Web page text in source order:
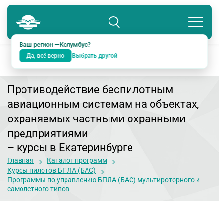
Колумбус
Подразделение: Екатеринбург
Ваш регион —Колумбус?
Да, всё верно Выбрать другой
8 800 234-18-38
Противодействие беспилотным
авиационным системам на объектах,
охраняемых частными охранными
предприятиями
– курсы в Екатеринбурге
Главная
Каталог программ
Курсы пилотов БПЛА (БАС)
Программы по управлению БПЛА (БАС) мультироторного и
самолетного типов